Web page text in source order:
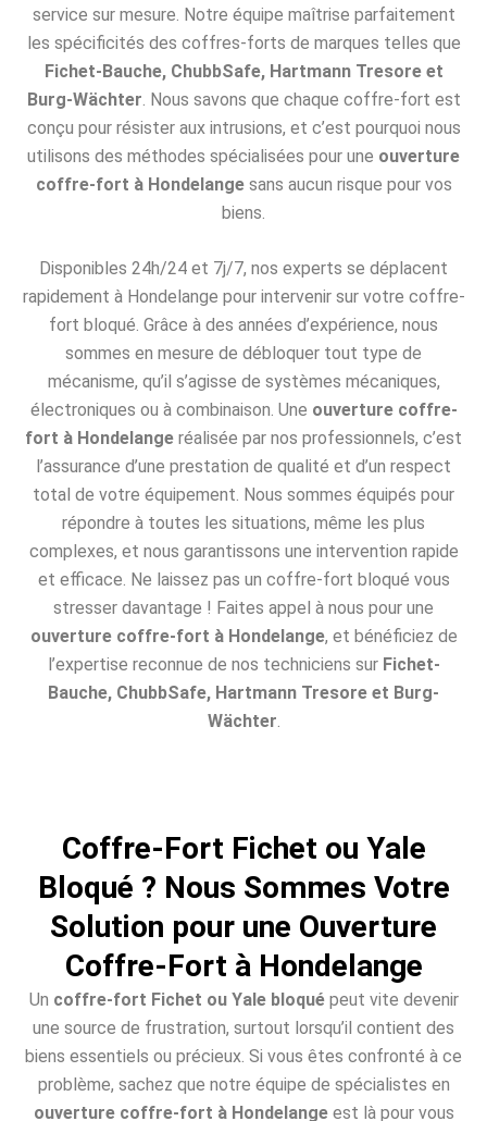
service sur mesure. Notre équipe maîtrise parfaitement
les spécificités des coffres-forts de marques telles que
Fichet-Bauche, ChubbSafe, Hartmann Tresore et
Burg-Wächter . Nous savons que chaque coffre-fort est
conçu pour résister aux intrusions, et c’est pourquoi nous
utilisons des méthodes spécialisées pour une ouverture
coffre-fort à Hondelangesans aucun risque pour vos
biens.
Disponibles 24h/24 et 7j/7, nos experts se déplacent
rapidement à Hondelange pour intervenir sur votre coffre-
fort bloqué. Grâce à des années d’expérience, nous
sommes en mesure de débloquer tout type de
mécanisme, qu’il s’agisse de systèmes mécaniques,
électroniques ou à combinaison. Une ouverture coffre-
fort à Hondelange réalisée par nos professionnels, c’est
l’assurance d’une prestation de qualité et d’un respect
total de votre équipement. Nous sommes équipés pour
répondre à toutes les situations, même les plus
complexes, et nous garantissons une intervention rapide
et efficace. Ne laissez pas un coffre-fort bloqué vous
stresser davantage ! Faites appel à nous pour une
ouverture coffre-fort à Hondelange, et bénéficiez de
l’expertise reconnue de nos techniciens sur Fichet-
Bauche, ChubbSafe, Hartmann Tresore et Burg-
Wächter.
Coffre-Fort Fichet ou Yale
Bloqué ? Nous Sommes Votre
Solution pour une Ouverture
Coffre-Fort à Hondelange
Un coffre-fort Fichet ou Yale bloquépeut vite devenir
une source de frustration, surtout lorsqu’il contient des
biens essentiels ou précieux. Si vous êtes confronté à ce
problème, sachez que notre équipe de spécialistes en
ouverture coffre-fort à Hondelangeest là pour vous